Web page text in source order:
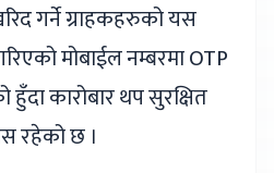
गर्ने ग्राहकहरुको यस
मोबाईल नम्बरमा OTP
हुँदा कारोबार थप सुरक्षित
रहेको छ ।